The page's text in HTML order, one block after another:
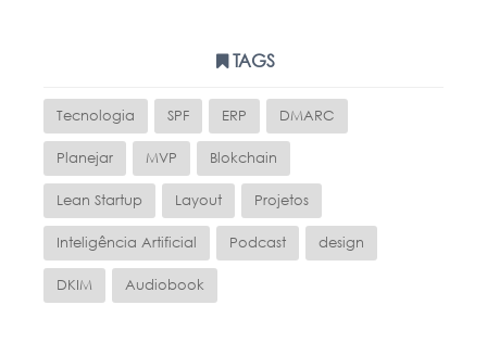
TAGS
Tecnologia SPF ERP DMARC
Planejar MVP Blokchain
Lean Startup Layout Projetos
Inteligência Artificial Podcast design
DKIM Audiobook